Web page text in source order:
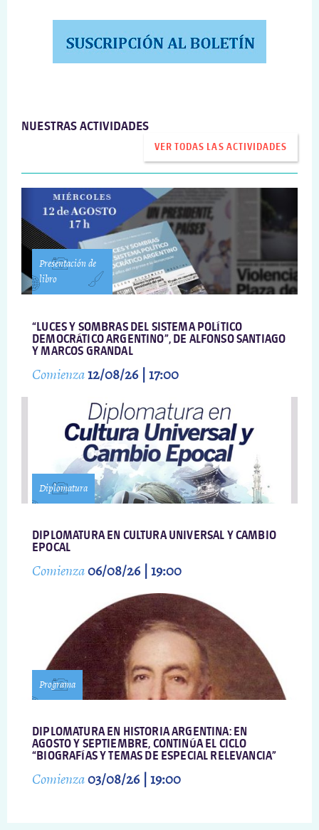
NUESTRAS ACTIVIDADES
VER TODAS LAS ACTIVIDADES
Presentación de
libro
“LUCES Y SOMBRAS DEL SISTEMA POLÍTICO
DEMOCRÁTICO ARGENTINO”, DE ALFONSO SANTIAGO
Y MARCOS GRANDAL
Comienza12/08/26 | 17:00
Diplomatura
DIPLOMATURA EN CULTURA UNIVERSAL Y CAMBIO
EPOCAL
Comienza06/08/26 | 19:00
Programa
DIPLOMATURA EN HISTORIA ARGENTINA: EN
AGOSTO Y SEPTIEMBRE, CONTINÚA EL CICLO
“BIOGRAFÍAS Y TEMAS DE ESPECIAL RELEVANCIA”
Comienza03/08/26 | 19:00